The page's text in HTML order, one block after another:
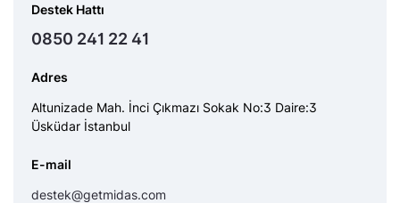
Destek Hattı
0850 241 22 41
Adres
Altunizade Mah. İnci Çıkmazı Sokak No:3 Daire:3
Üsküdar İstanbul
E-mail
destek@getmidas.com